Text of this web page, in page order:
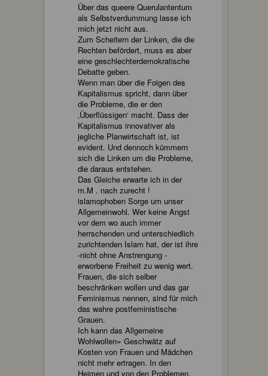
Über das queere Querulantentum
als Selbstverdummung lasse ich
mich jetzt nicht aus.
Zum Scheitern der Linken, die die
Rechten befördert, muss es aber
eine geschlechterdemokratische
Debatte geben.
Wenn man über die Folgen des
Kapitalismus spricht, dann über
die Probleme, die er den
‚Überflüssigen‘ macht. Dass der
Kapitalismus innovativer als
jegliche Planwirtschaft ist, ist
evident. Und dennoch kümmern
sich die Linken um die Probleme,
die daraus entstehen.
Das Gleiche erwarte ich in der
m.M . nach zurecht !
islamophoben Sorge um unser
Allgemeinwohl. Wer keine Angst
vor dem wo auch immer
herrschenden und unterschiedlich
zurichtenden Islam hat, der ist ihre
-nicht ohne Anstrengung -
erworbene Freiheit zu wenig wert.
Frauen, die sich selber
beschränken wollen und das gar
Feminismus nennen, sind für mich
das wahre postfeministische
Grauen.
Ich kann das Allgemeine
Wohlwollen= Geschwätz auf
Kosten von Frauen und Mädchen
nicht mehr ertragen. In den
Heimen und von den Problemen,